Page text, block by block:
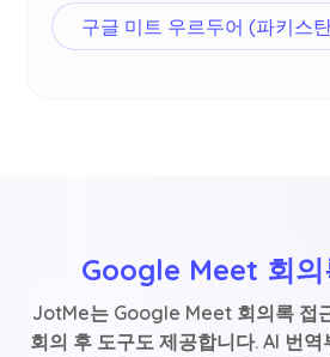
구글 미트 우르두어 (파키스
Google Meet 회의
JotMe는 Google Meet 회의록 접
회의 후 도구도 제공합니다. AI 번